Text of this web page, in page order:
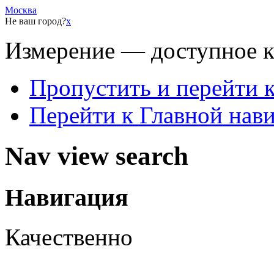
Москва
Не ваш город?x
Измерение — доступное
Пропустить и перейти
Перейти к Главной
Nav view search
Навигация
Качественно